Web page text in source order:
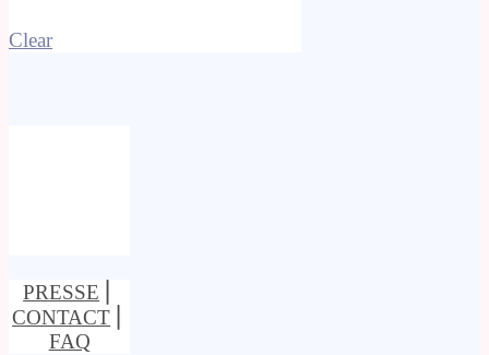
Clear
PRESSE
CONTACT
FAQ